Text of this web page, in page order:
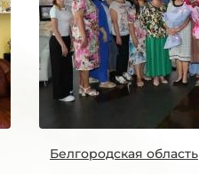
Белгородская область